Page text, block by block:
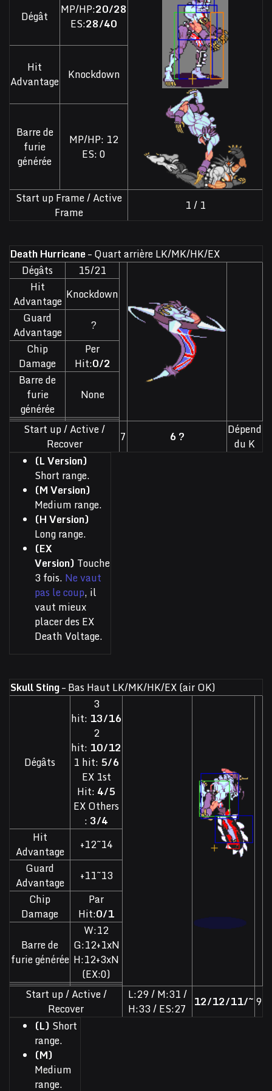
Dégât MP/HP:20/28
ES:28/40
Hit
Advantage
Knockdown
Barre de
furie
générée
MP/HP: 12
ES: 0
Start up Frame / Active
Frame
1 / 1
Death Hurricane– Quart arrière LK/MK/HK/EX
Dégâts
15/21
Hit
Advantage Knockdown
Guard
Advantage
?
Chip
Damage
Per
Hit:0/2
Barre de
furie
générée
None
Start up / Active /
Recover
7 6 ?
Dépend
du K
(L Version)
Short range.
(M Version)
Medium range.
(H Version)
Long range.
(EX
Version) Touche
3 fois. Ne vaut
pas le coup, il
vaut mieux
placer des EX
Death Voltage.
Skull Sting– Bas Haut LK/MK/HK/EX (air OK)
Dégâts
3
hit: 13/16
2
hit: 10/12
1 hit: 5/6
EX 1st
Hit: 4/5
EX Others
: 3/4
Hit
Advantage
+12~14
Guard
Advantage
+11~13
Chip
Damage
Par
Hit:0/1
Barre de
furie générée
W:12
G:12+1xN
H:12+3xN
(EX:0)
Start up / Active /
Recover
L:29 / M:31 /
H:33 / ES:27
12/12/11/~9
(L) Short
range.
(M)
Medium
range.